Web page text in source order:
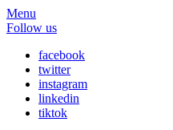
Menu
Follow us
facebook
twitter
instagram
linkedin
tiktok